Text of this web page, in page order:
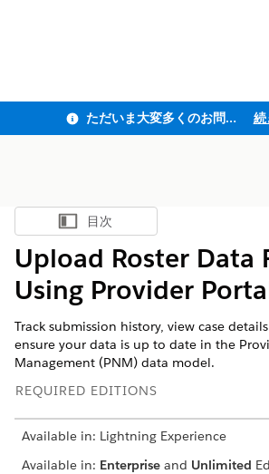
ただいま大変多くのお問い合わせをいただいており、ご連絡までにお時間を頂戴しております 続
目次を表示
目次
Upload Roster Data
Using Provider
Track submission history, view case
ensure your data is up to date in the
Management (PNM) data model.
REQUIRED EDITIONS
Available in: Lightning Experience
Available in: Enterprise and Unlimited